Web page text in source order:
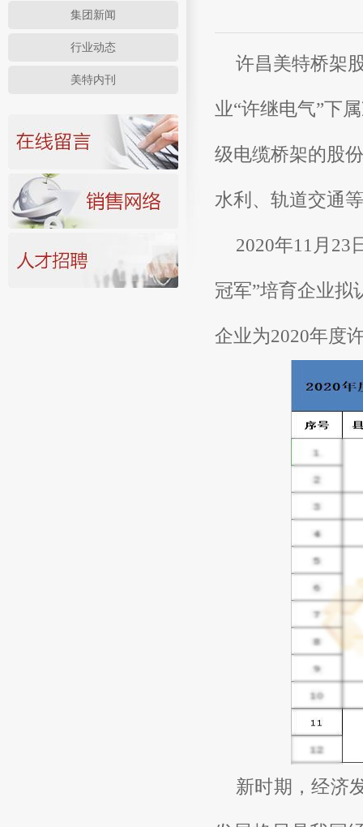
集团新闻
行业动态
美特内刊
许昌美特桥架
业“许继电气”下
级电缆桥架的股
水利、轨道交通
2020年11月23
冠军”培育企业拟
企业为2020年度
新时期，经济